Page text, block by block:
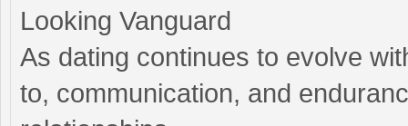
Looking Vanguard
As dating continues to evolve
to, communication, and